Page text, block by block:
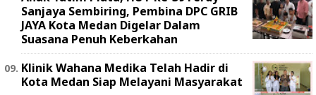
Sanjaya Sembiring, Pembina DPC GRIB
JAYA Kota Medan Digelar Dalam
Suasana Penuh Keberkahan
Klinik Wahana Medika Telah Hadir di
Kota Medan Siap Melayani Masyarakat